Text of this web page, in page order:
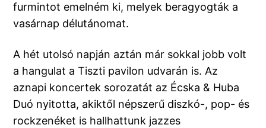
furmintot emelném ki, melyek beragyogták a
vasárnap délutánomat.
A hét utolsó napján aztán már sokkal jobb volt
a hangulat a Tiszti pavilon udvarán is. Az
aznapi koncertek sorozatát az Écska & Huba
Duó nyitotta, akiktől népszerű diszkó-, pop- és
rockzenéket is hallhattunk jazzes